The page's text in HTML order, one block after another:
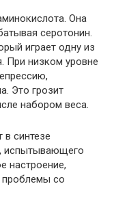
Она
серотонин.
играет одну из
При низком уровне
Это грозит
набором веса.
синтезе
испытывающего
настроение,
проблемы со